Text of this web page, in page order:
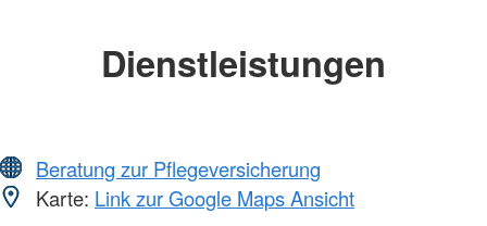
Dienstleistungen
Beratung zur Pflegeversicherung
Karte: Link zur Google Maps Ansicht